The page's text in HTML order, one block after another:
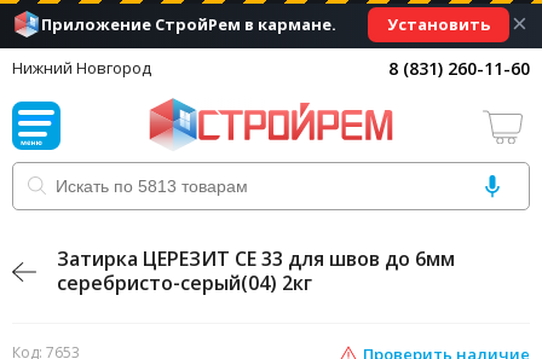
Приложение СтройРем в кармане. Установить ×
Нижний Новгород 8 (831) 260-11-60
Затирка ЦЕРЕЗИТ CE 33 для швов до 6мм
серебристо-серый(04) 2кг
Код: 7653 Проверить наличие